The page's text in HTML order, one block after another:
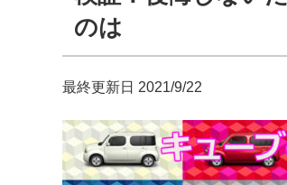
のは
最終更新日 2021/9/22